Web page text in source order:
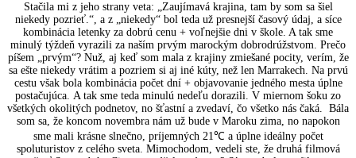
Stačila mi z jeho strany veta: „Zaujímavá krajina, tam by som sa šiel
niekedy pozrieť.“, a z „niekedy“ bol teda už presnejší časový údaj, a síce
kombinácia letenky za dobrú cenu + voľnejšie dni v škole. A tak sme
minulý týždeň vyrazili za naším prvým marockým dobrodrúžstvom. Prečo
píšem „prvým“? Nuž, aj keď som mala z krajiny zmiešané pocity, verím, že
sa ešte niekedy vrátim a pozriem si aj iné kúty, než len Marrakech. Na prvú
cestu však bola kombinácia počet dní + objavovanie jedného mesta úplne
postačujúca. A tak sme teda minulú nedeľu dorazili. V miernom šoku zo
všetkých okolitých podnetov, no šťastní a zvedaví, čo všetko nás čaká. Bála
som sa, že koncom novembra nám už bude v Maroku zima, no napokon
sme mali krásne slnečno, príjemných 21℃ a úplne ideálny počet
spoluturistov z celého sveta. Mimochodom, vedeli ste, že druhá filmová